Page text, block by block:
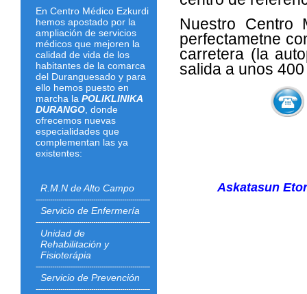
Nuestro Centro
perfectametne
carretera (la
salida a unos
Askatasun
En Centro Médico Ezkurdi
hemos apostado por la
ampliación de servicios
médicos que mejoren la
calidad de vida de los
habitantes de la comarca
del Duranguesado y para
ello hemos puesto en
marcha la POLIKLINIKA
DURANGO , donde
ofrecemos nuevas
especialidades que
complementan las ya
existentes:
R.M.N de Alto Campo
Servicio de Enfermería
Unidad de
Rehabilitación y
Fisioterápia
Servicio de Prevención